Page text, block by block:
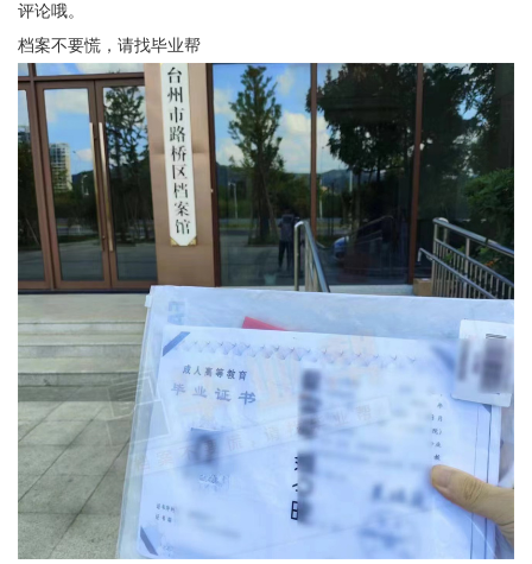
评论哦。
档案不要慌，请找毕业帮